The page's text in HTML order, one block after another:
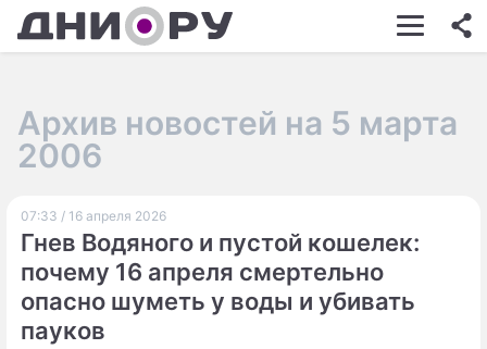
ШОУ-БИЗНЕС
КИНО
ЭКОНОМИКА
ПРОИСШЕСТВИЯ
Архив новостей на 5 марта
2006
07:33 / 16 апреля 2026
Гнев Водяного и пустой кошелек:
почему 16 апреля смертельно
опасно шуметь у воды и убивать
пауков